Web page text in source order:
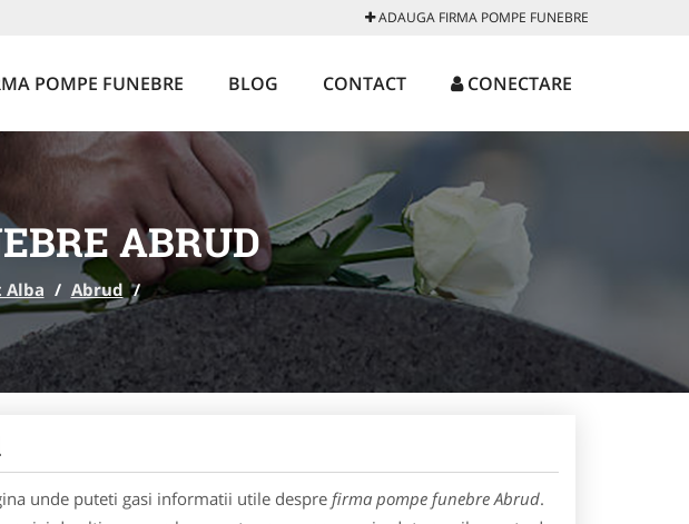
ADAUGA FIRMA POMPE FUNEBRE
POMPE FUNEBRE BLOG CONTACT CONECTARE
ABRUD
Alba / Abrud /
unde puteti gasi informatii utile despre firma pompe funebre Abrud.